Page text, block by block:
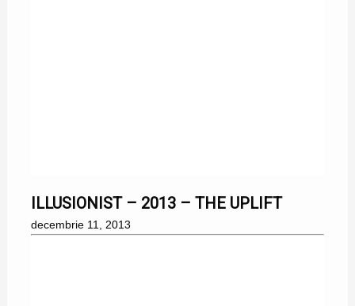
ILLUSIONIST – 2013 – THE UPLIFT
decembrie 11, 2013